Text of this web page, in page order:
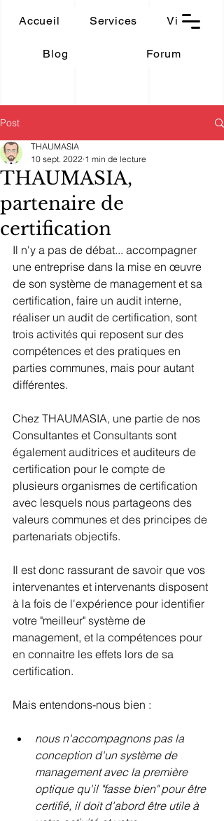
THAUMASIA
Accueil Services Vidéos
Blog Forum
Post
THAUMASIA,
partenaire de
certification
THAUMASIA
10 sept. 2022 1 min de lecture
Il n'y a pas de débat... accompagner
une entreprise dans la mise en œuvre
de son système de management et sa
certification, faire un audit interne,
réaliser un audit de certification, sont
trois activités qui reposent sur des
compétences et des pratiques en
parties communes, mais pour autant
différentes.
Chez THAUMASIA, une partie de nos
Consultantes et Consultants sont
également auditrices et auditeurs de
certification pour le compte de
plusieurs organismes de certification
avec lesquels nous partageons des
valeurs communes et des principes de
partenariats objectifs.
Il est donc rassurant de savoir que vos
intervenantes et intervenants disposent
à la fois de l'expérience pour identifier
votre "meilleur" système de
management, et la compétences pour
en connaitre les effets lors de sa
certification.
Mais entendons-nous bien :
nous n'accompagnons pas la
conception d'un système de
management avec la première
optique qu'il "fasse bien" pour être
certifié, il doit d'abord être utile à